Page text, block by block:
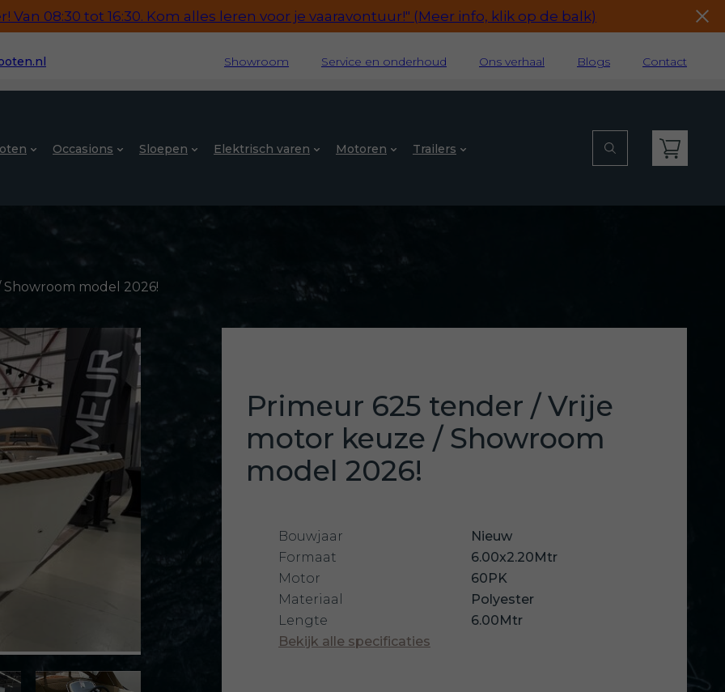
Van 08:30 tot 16:30. Kom alles leren voor je vaaravontuur!" (Meer info, klik op de balk)
Showroom Service en onderhoud Ons verhaal Blogs Contact
Occasions Sloepen Elektrisch varen Motoren Trailers
model 2026!
Primeur 625 tender / Vrije
motor keuze / Showroom
model 2026!
Bouwjaar
Nieuw
Formaat
6.00x2.20Mtr
Motor
60PK
Materiaal
Polyester
Lengte
6.00Mtr
Bekijk alle specificaties